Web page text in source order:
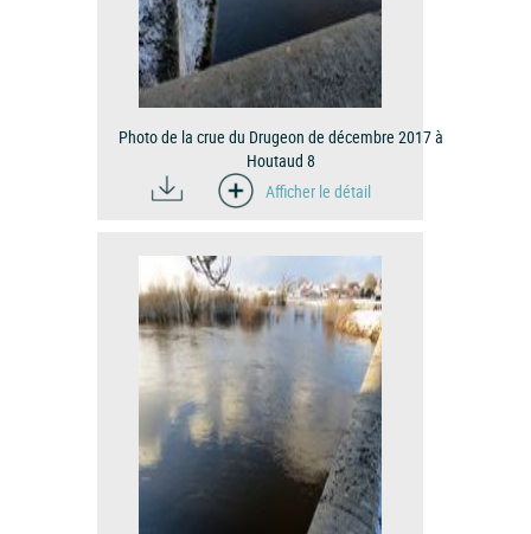
Photo de la crue du Drugeon de décembre 2017 à
Houtaud 8
Afficher le détail